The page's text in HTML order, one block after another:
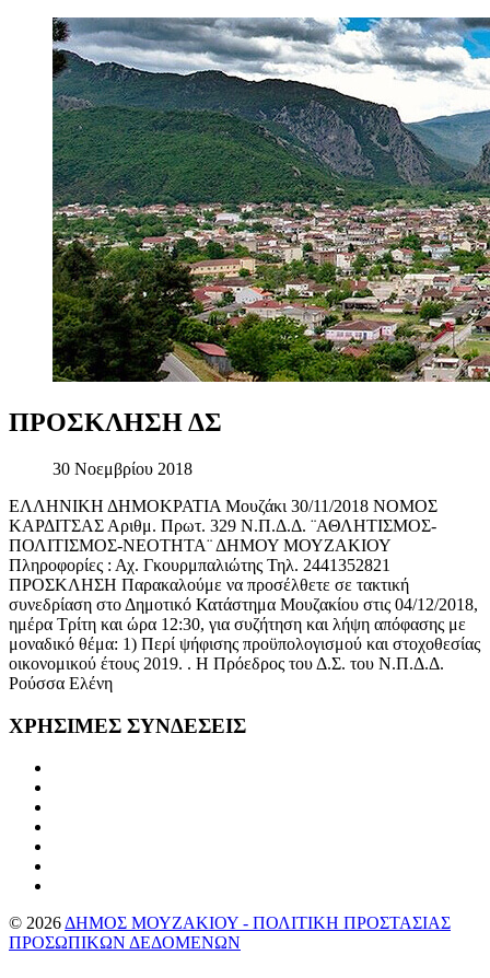
ΠΡΟΣΚΛΗΣΗΔΣ
30 Νοεμβρίου 2018
ΕΛΛΗΝΙΚΗ ΔΗΜΟΚΡΑΤΙΑ Μουζάκι 30/11/2018 ΝΟΜΟΣ
ΚΑΡΔΙΤΣΑΣ Αριθμ. Πρωτ. 329 Ν.Π.Δ.Δ. ¨ΑΘΛΗΤΙΣΜΟΣ-
ΠΟΛΙΤΙΣΜΟΣ-ΝΕΟΤΗΤΑ¨ ΔΗΜΟΥ ΜΟΥΖΑΚΙΟΥ
Πληροφορίες : Αχ. Γκουρμπαλιώτης Τηλ. 2441352821
ΠΡΟΣΚΛΗΣΗ Παρακαλούμε να προσέλθετε σε τακτική
συνεδρίαση στο Δημοτικό Κατάστημα Μουζακίου στις 04/12/2018,
ημέρα Τρίτη και ώρα 12:30, για συζήτηση και λήψη απόφασης με
μοναδικό θέμα: 1) Περί ψήφισης προϋπολογισμού και στοχοθεσίας
οικονομικού έτους 2019. . Η Πρόεδρος του Δ.Σ. του Ν.Π.Δ.Δ.
Ρούσσα Ελένη
ΧΡΗΣΙΜΕΣ ΣΥΝΔΕΣΕΙΣ
© 2026 ΔΗΜΟΣ ΜΟΥΖΑΚΙΟΥ - ΠΟΛΙΤΙΚΗ ΠΡΟΣΤΑΣΙΑΣ
ΠΡΟΣΩΠΙΚΩΝ ΔΕΔΟΜΕΝΩΝ